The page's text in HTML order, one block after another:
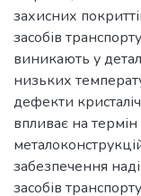
захисних
засобів
виникають у
низьких
дефекти
впливає на термін
забезпечення
засобів